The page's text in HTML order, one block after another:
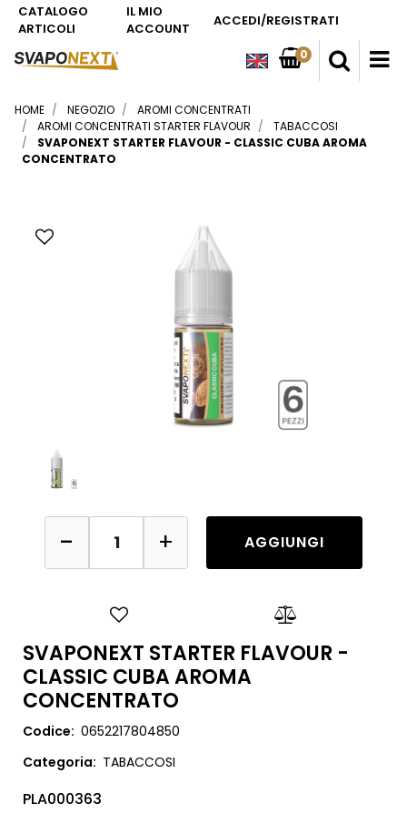
CATALOGO
ARTICOLI
IL MIO
ACCOUNT
ACCEDI/REGISTRATI
0
HOME NEGOZIO
AROMI CONCENTRATI
AROMI CONCENTRATI STARTER FLAVOUR
TABACCOSI
SVAPONEXT STARTER FLAVOUR - CLASSIC CUBA AROMA
CONCENTRATO
Quantità
AGGIUNGI
SVAPONEXT STARTER FLAVOUR -
CLASSIC CUBA AROMA
CONCENTRATO
Codice: 0652217804850
Categoria: TABACCOSI
PLA000363